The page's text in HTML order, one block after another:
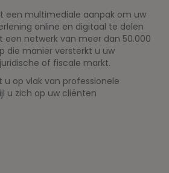
een multimediale aanpak om uw
online en digitaal te delen
netwerk van meer dan 50.000
die manier versterkt u uw
of fiscale markt.
u op vlak van professionele
u zich op uw cliënten